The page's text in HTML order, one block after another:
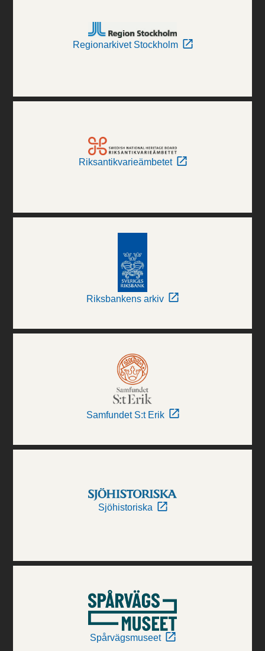
Regionarkivet Stockholm
Riksantikvarieämbetet
Riksbankens arkiv
Samfundet S:t Erik
Sjöhistoriska
Spårvägsmuseet